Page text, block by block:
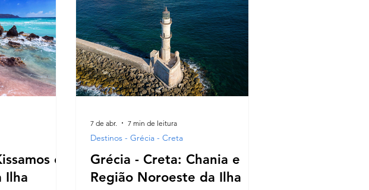
e
Ilha
Grécia - Creta: Chania e
Região Noroeste da Ilha
Destinos - Grécia - Creta
7 de abr. 7 min de leitura